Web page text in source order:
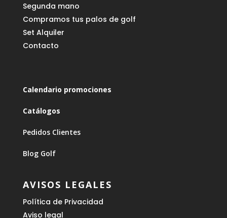
Segunda mano
Compramos tus palos de golf
Set Alquiler
Contacto
Calendario promociones
Catálogos
Pedidos Clientes
Blog Golf
AVISOS LEGALES
Política de Privacidad
Aviso legal